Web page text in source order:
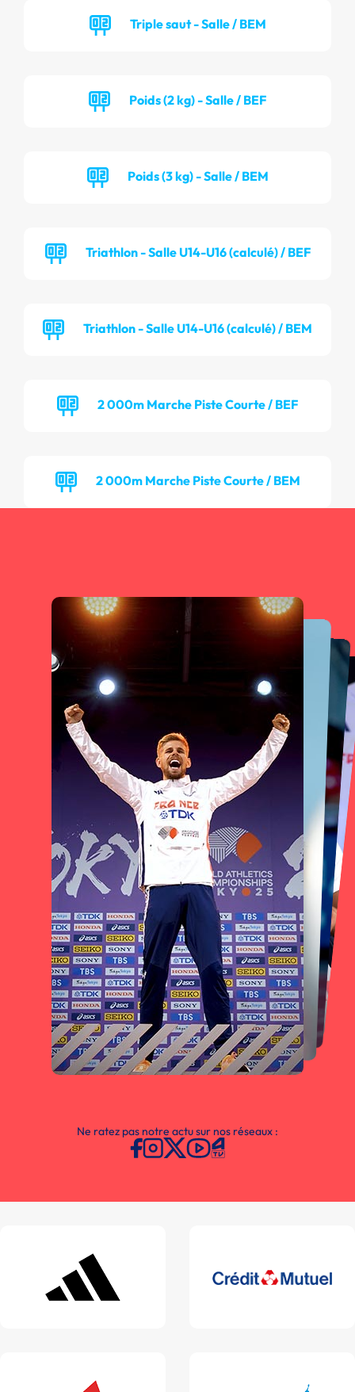
Triple saut - Salle / BEM
Poids (2 kg) - Salle / BEF
Poids (3 kg) - Salle / BEM
Triathlon - Salle U14-U16 (calculé) / BEF
Triathlon - Salle U14-U16 (calculé) / BEM
2 000m Marche Piste Courte / BEF
2 000m Marche Piste Courte / BEM
Ne ratez pas notre actu sur nos réseaux :